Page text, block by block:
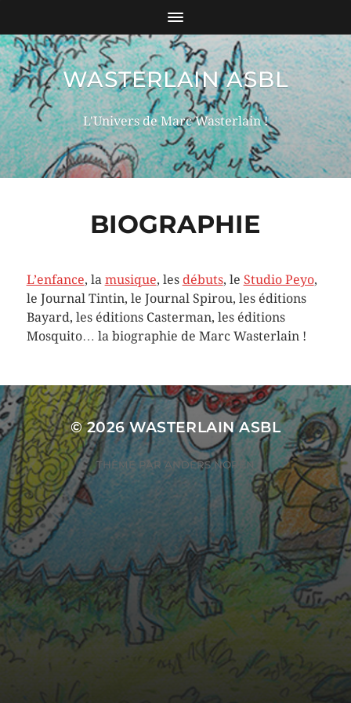
WASTERLAIN ASBL
L'Univers de Marc Wasterlain !
BIOGRAPHIE
L’enfance, la musique, les débuts, le Studio Peyo,
le Journal Tintin, le Journal Spirou, les éditions
Bayard, les éditions Casterman, les éditions
Mosquito… la biographie de Marc Wasterlain !
© 2026WASTERLAIN ASBL
THÈME PARANDERS NORÉN